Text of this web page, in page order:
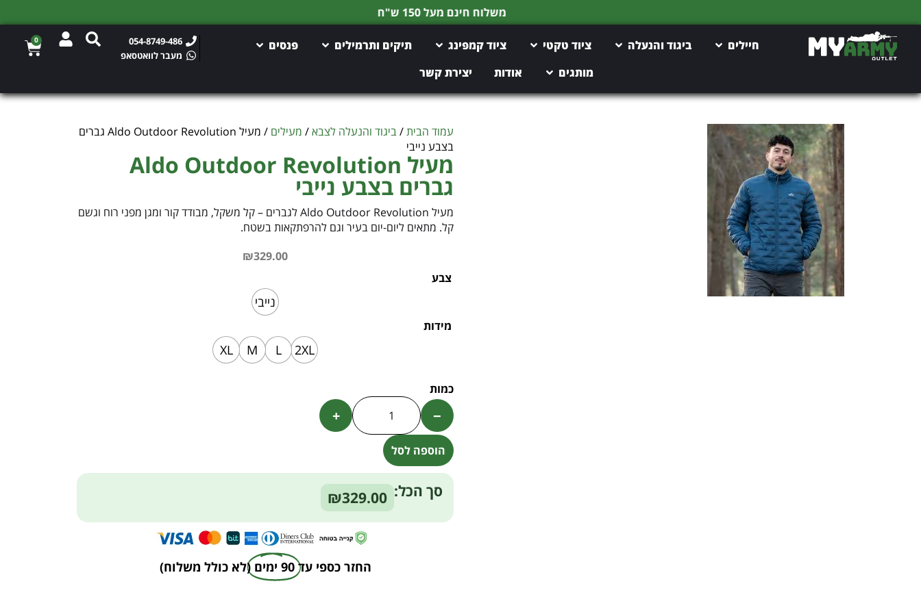
משלוח חינם מעל 150 ש"ח
חיילים ביגוד והנעלה ציוד טקטי ציוד קמפינג תיקים ותרמילים
פנסים
מותגים
אודות יצירת קשר
054-8749-486
מעבר לוואטסאפ
0
עמוד הבית/ביגוד והנעלה לצבא/ מעילים
/ מעיל Aldo Outdoor Revolution גברים
בצבע נייבי
מעיל Aldo Outdoor Revolution
גברים בצבע נייבי
מעיל Aldo Outdoor Revolution לגברים – קל משקל, מבודד קור ומגן מפני רוח וגשם
קל. מתאים ליום-יום בעיר וגם להרפתקאות בשטח.
₪329.00
צבע
נייבי
מידות
2XL
L
M
XL
−
+
הוספה לסל
Alternative:
סך הכל: ₪329.00
החזר כספי עד 90 ימים (לא כולל משלוח)